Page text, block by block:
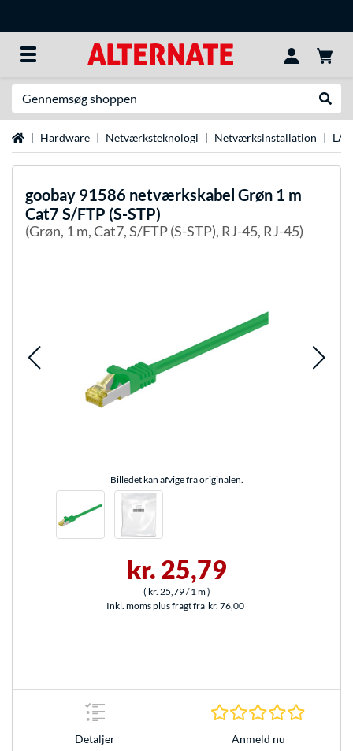
StartsideHardware Netværksteknologi Netværksinstallation
goobay 91586 netværkskabel Grøn 1 m
Cat7 S/FTP (S-STP)
(Grøn, 1 m, Cat7, S/FTP (S-STP), RJ-45, RJ-45)
Billedet kan afvige fra originalen.
kr. 25,79
( kr. 25,79/ 1 m)
Inkl. moms plus fragt fra kr. 76,00
Detaljer Anmeld nu